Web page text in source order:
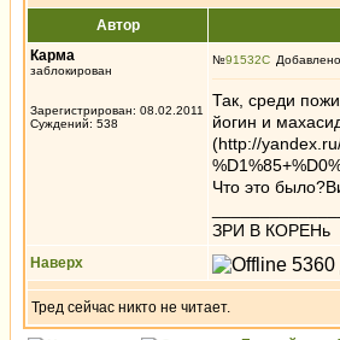
Автор
Карма
заблокирован
Зарегистрирован: 08.02.2011
Суждений: 538
№91532
Так, среди
йогин и
(http://
Что это
ЗРИ В КОРЕНь
Наверх
Тред сейчас никто не читает.